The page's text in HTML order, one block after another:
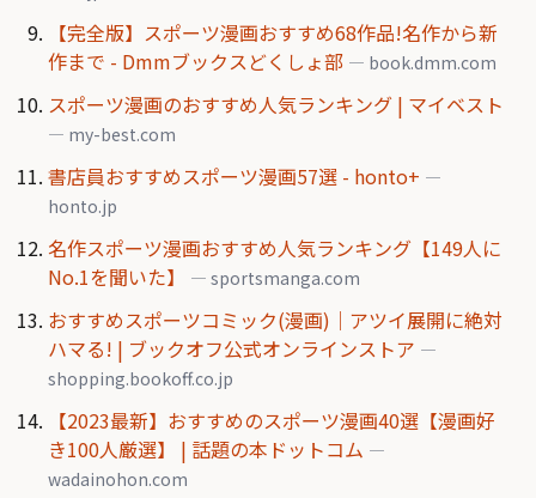
【完全版】スポーツ漫画おすすめ68作品!名作から新
作まで - Dmmブックスどくしょ部 — book.dmm.com
スポーツ漫画のおすすめ人気ランキング | マイベスト
— my-best.com
書店員おすすめスポーツ漫画57選 - honto+ —
honto.jp
名作スポーツ漫画おすすめ人気ランキング【149人に
No.1を聞いた】
— sportsmanga.com
おすすめスポーツコミック(漫画)｜アツイ展開に絶対
ハマる! | ブックオフ公式オンラインストア —
shopping.bookoff.co.jp
【2023最新】おすすめのスポーツ漫画40選【漫画好
き100人厳選】 | 話題の本ドットコム —
wadainohon.com